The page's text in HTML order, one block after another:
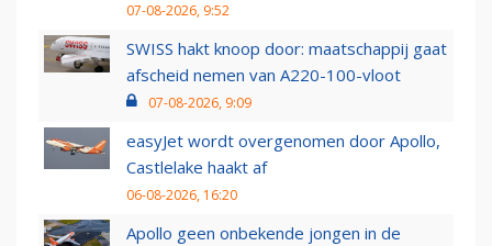
07-08-2026, 9:52
SWISS hakt knoop door: maatschappij gaat
afscheid nemen van A220-100-vloot
07-08-2026, 9:09
easyJet wordt overgenomen door Apollo,
Castlelake haakt af
06-08-2026, 16:20
Apollo geen onbekende jongen in de